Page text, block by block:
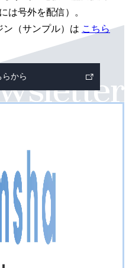
は号外を配信）。
（サンプル）は こちら
から